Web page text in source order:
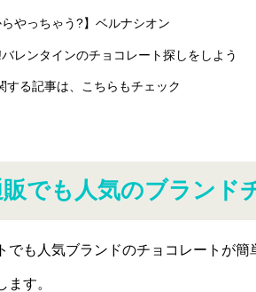
らやっちゃう?】ベルナシオン
レンタインのチョコレート探しをしよう
する記事は、こちらもチェック
でも人気のブランド
でも人気ブランドのチョコレートが
ます。